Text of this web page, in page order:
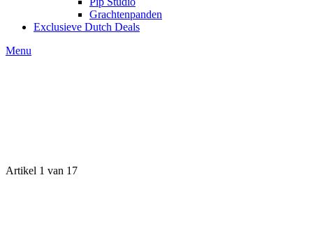
Grachtenpanden
Exclusieve Dutch Deals
Menu
Artikel 1 van 17